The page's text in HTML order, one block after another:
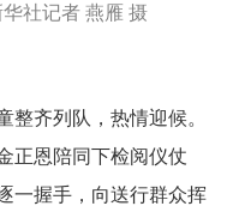
社记者 燕雁 摄
整齐列队，热情迎候。
正恩陪同下检阅仪仗
一握手，向送行群众挥